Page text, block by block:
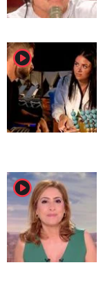
player2
player2